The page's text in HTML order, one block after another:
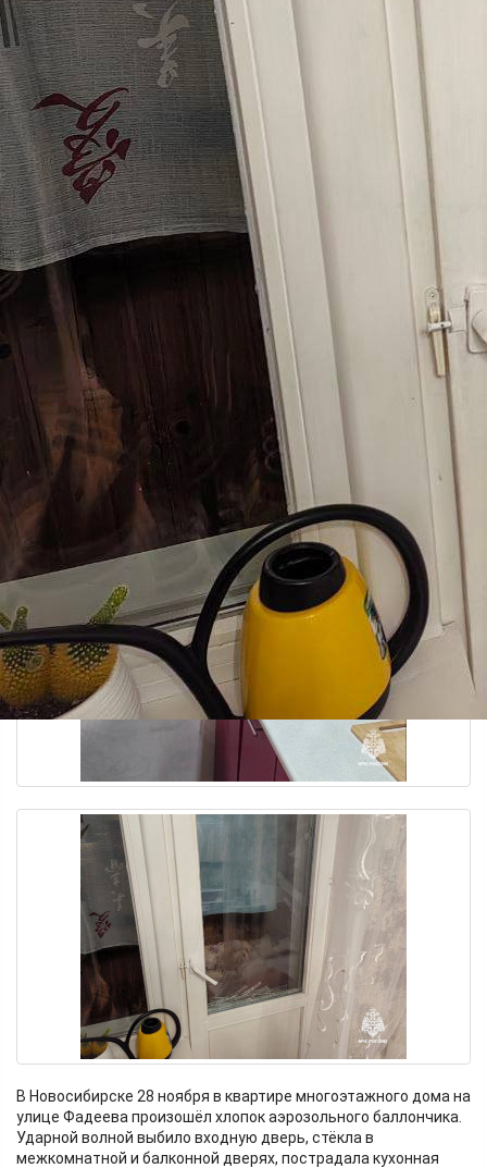
1
В Новосибирске 28 ноября в квартире многоэтажного дома на
улице Фадеева произошёл хлопок аэрозольного баллончика.
Ударной волной выбило входную дверь, стёкла в
межкомнатной и балконной дверях, пострадала кухонная